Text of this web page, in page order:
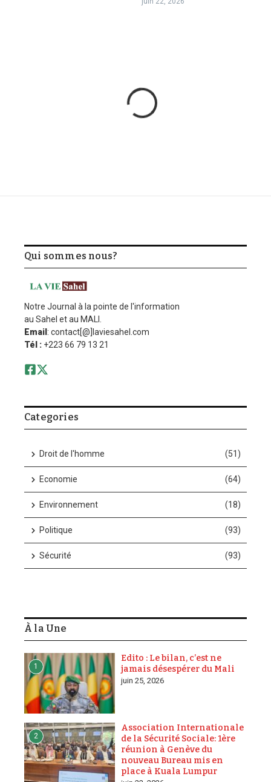
Qui sommes nous?
Notre Journal à la pointe de l'information
au Sahel et au MALI.
Email : contact[@]laviesahel.com
Tél : +223 66 79 13 21
Categories
Droit de l'homme (51)
Economie (64)
Environnement (18)
Politique (93)
Sécurité (93)
À la Une
1
Edito : Le bilan, c’est ne
jamais désespérer du Mali
juin 25, 2026
2
Association Internationale
de la Sécurité Sociale: 1ère
réunion à Genève du
nouveau Bureau mis en
place à Kuala Lumpur